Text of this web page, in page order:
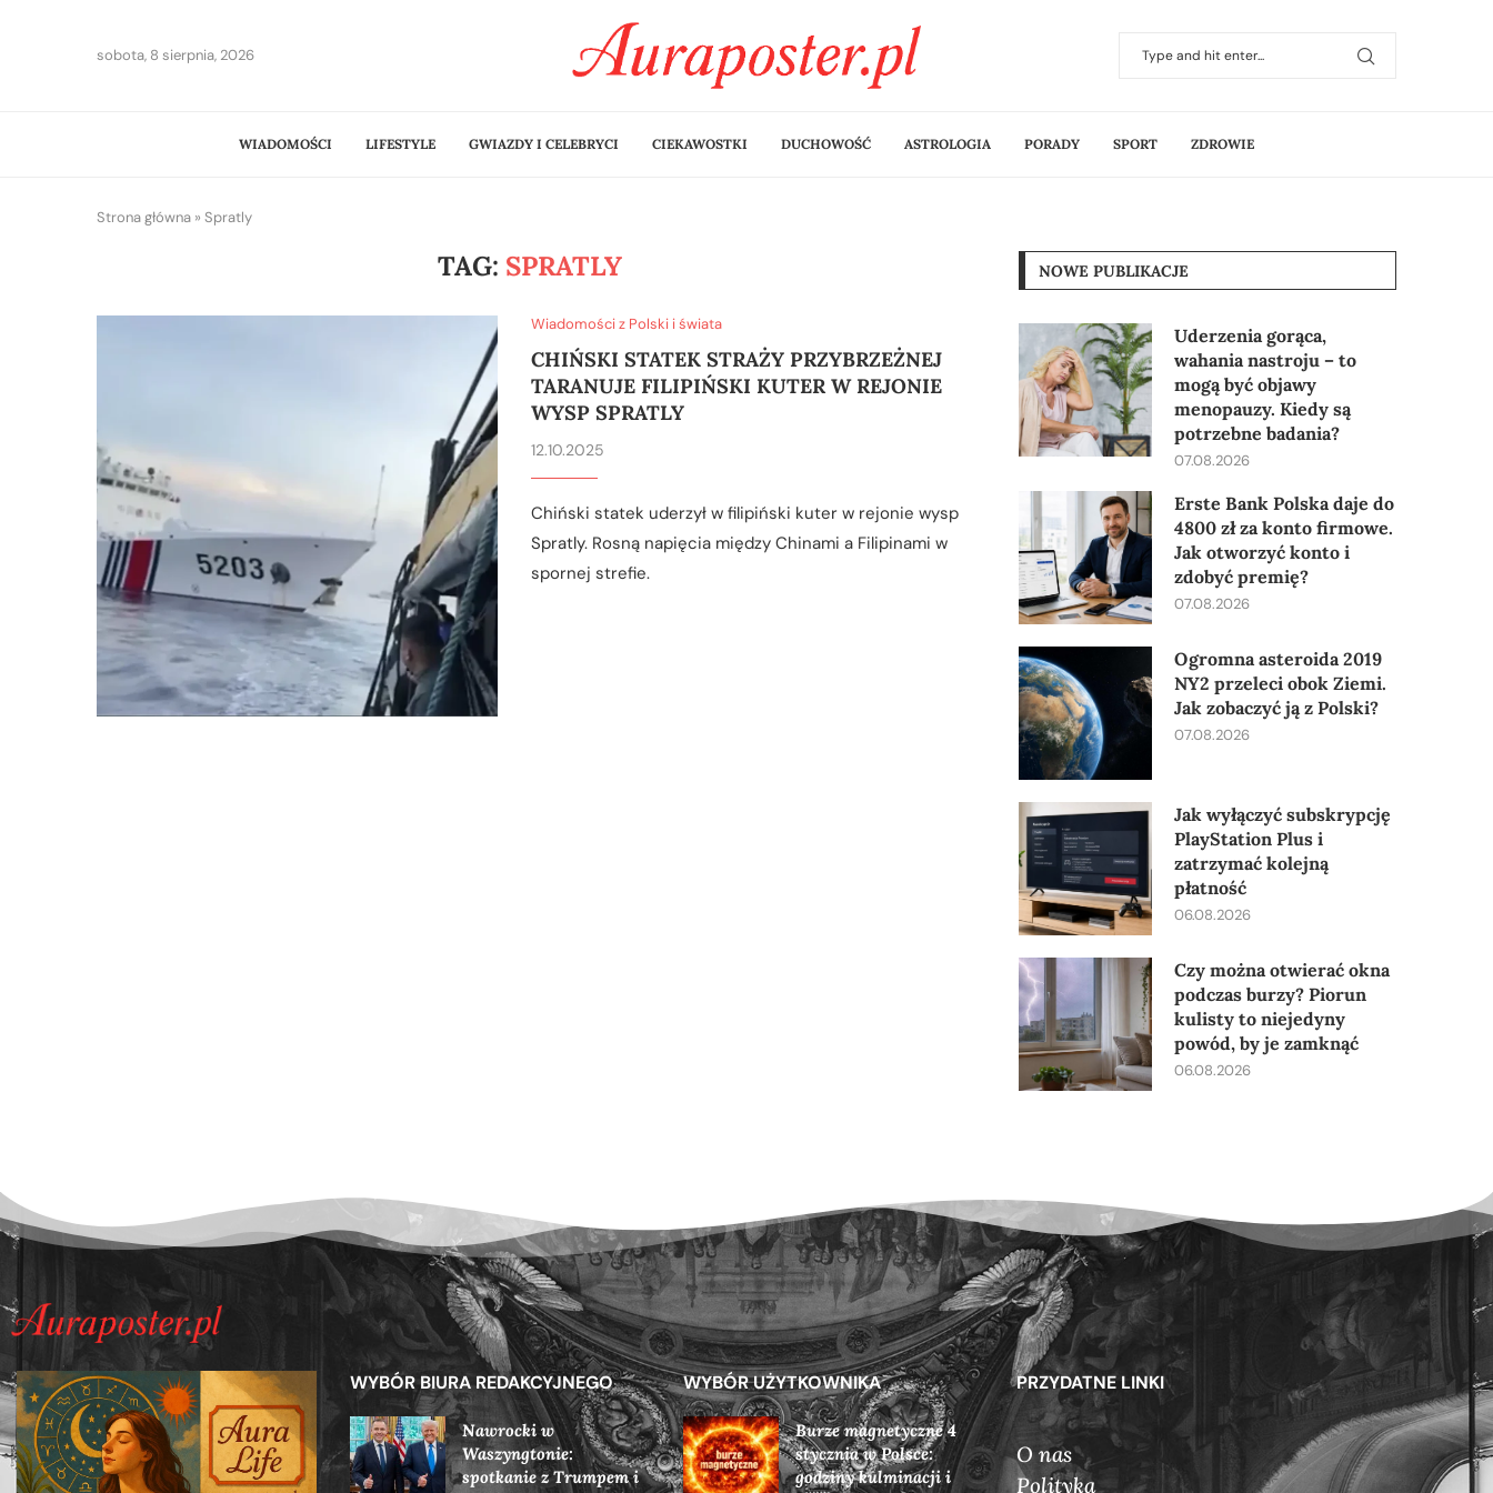
sobota, 8 sierpnia, 2026
WIADOMOŚCI LIFESTYLE GWIAZDY I CELEBRYCI CIEKAWOSTKI DUCHOWOŚĆ ASTROLOGIA PORADY SPORT ZDROWIE
Strona główna » Spratly
TAG: SPRATLY
Wiadomości z Polski i świata
CHIŃSKI STATEK STRAŻY PRZYBRZEŻNEJ
TARANUJE FILIPIŃSKI KUTER W REJONIE
WYSP SPRATLY
12.10.2025
Chiński statek uderzył w filipiński kuter w rejonie wysp
Spratly. Rosną napięcia między Chinami a Filipinami w
spornej strefie.
NOWE PUBLIKACJE
Uderzenia gorąca,
wahania nastroju – to
mogą być objawy
menopauzy. Kiedy są
potrzebne badania?
07.08.2026
Erste Bank Polska daje do
4800 zł za konto firmowe.
Jak otworzyć konto i
zdobyć premię?
07.08.2026
Ogromna asteroida 2019
NY2 przeleci obok Ziemi.
Jak zobaczyć ją z Polski?
07.08.2026
Jak wyłączyć subskrypcję
PlayStation Plus i
zatrzymać kolejną
płatność
06.08.2026
Czy można otwierać okna
podczas burzy? Piorun
kulisty to niejedyny
powód, by je zamknąć
06.08.2026
WYBÓR BIURA REDAKCYJNEGO
Nawrocki w
Waszyngtonie:
spotkanie z Trumpem i
WYBÓR UŻYTKOWNIKA
Burze magnetyczne 4
stycznia w Polsce:
godziny kulminacji i
PRZYDATNE LINKI
O nas
Polityka